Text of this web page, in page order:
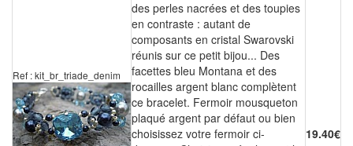
Ref : kit_br_triade_denim
des perles nacrées et des toupies
en contraste : autant de
composants en cristal Swarovski
réunis sur ce petit bijou... Des
facettes bleu Montana et des
rocailles argent blanc complètent
ce bracelet. Fermoir mousqueton
plaqué argent par défaut ou bien
choisissez votre fermoir ci-
19.40€